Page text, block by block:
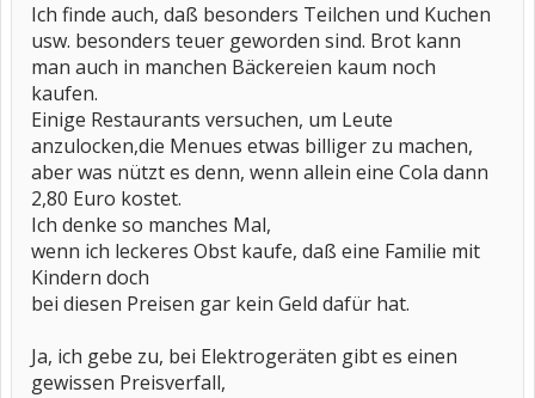
Ich finde auch, daß besonders Teilchen und Kuchen
usw. besonders teuer geworden sind. Brot kann
man auch in manchen Bäckereien kaum noch
kaufen.
Einige Restaurants versuchen, um Leute
anzulocken,die Menues etwas billiger zu machen,
aber was nützt es denn, wenn allein eine Cola dann
2,80 Euro kostet.
Ich denke so manches Mal,
wenn ich leckeres Obst kaufe, daß eine Familie mit
Kindern doch
bei diesen Preisen gar kein Geld dafür hat.
Ja, ich gebe zu, bei Elektrogeräten gibt es einen
gewissen Preisverfall,